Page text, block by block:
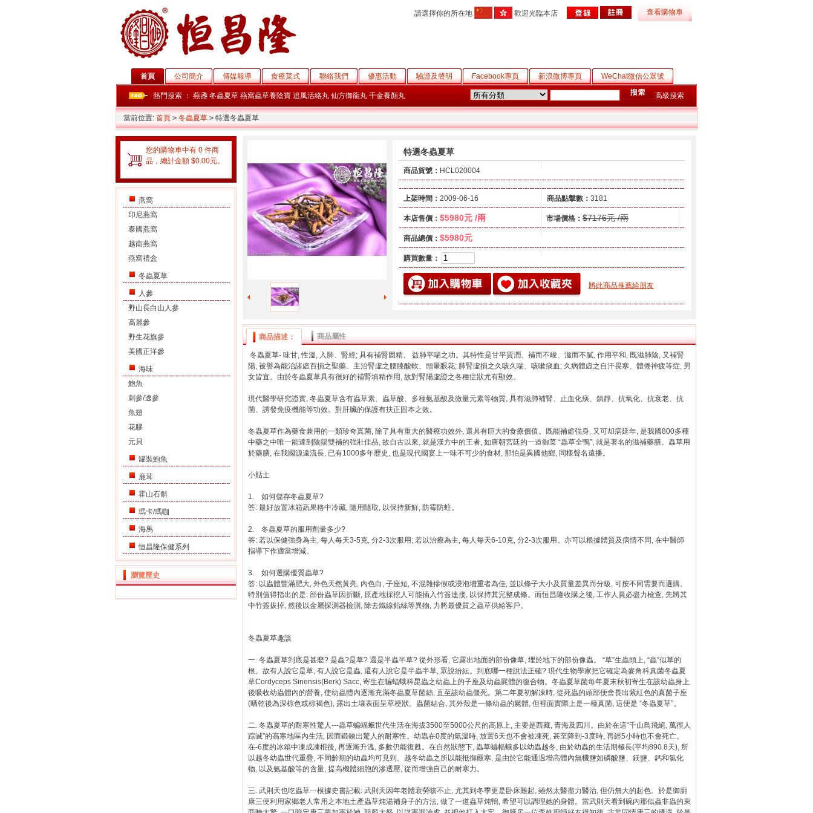
請選擇你的所在地 歡迎光臨本店 查看購物車
首頁 公司簡介 傳媒報導 食療菜式 聯絡我們 優惠活動 驗證及聲明 Facebook專頁 新浪微博專頁 WeChat微信公眾號
熱門搜索 ： 燕盞 冬蟲夏草 燕窩蟲草養陰寶 追風活絡丸 仙方御龍丸 千金養顏丸 高級搜索
當前位置: 首頁 > 冬蟲夏草 >特選冬蟲夏草
您的購物車中有 0 件商
品，總計金額 $0.00元。
燕窩
印尼燕窩
泰國燕窩
越南燕窩
燕窩禮盒
冬蟲夏草
人參
野山長白山人參
高麗參
野生花旗參
美國正洋參
海味
鮑魚
刺參/遼參
魚翅
花膠
元貝
罐裝鮑魚
鹿茸
霍山石斛
瑪卡/瑪咖
海馬
恒昌隆保健系列
瀏覽歷史
特選冬蟲夏草
商品貨號： HCL020004
上架時間： 2009-06-16 商品點擊數： 3181
本店售價： $5980元 /兩 市場價格： $7176元 /兩
商品總價： $5980元
購買數量：
將此商品推薦給朋友
商品描述： 商品屬性
冬蟲夏草- 味甘, 性溫, 入肺、腎經; 具有補腎固精、 益肺平喘之功。其特性是甘平質潤、補而不峻、滋而不膩, 作用平和, 既滋肺陰, 又補腎
陽, 被譽為能治諸虛百損之聖藥。主治腎虛之腰膝酸軟、頭暈眼花; 肺腎虛損之久咳久喘、咳嗽痰血; 久病體虛之自汗畏寒、體倦神疲等症, 男
女皆宜。由於冬蟲夏草具有很好的補腎填精作用, 故對腎陽虛證之各種症狀尤有顯效。
現代醫學研究證實, 冬蟲夏草含有蟲草素、蟲草酸、多種氨基酸及微量元素等物質, 具有滋肺補腎、止血化痰、鎮靜、抗氧化、抗衰老、抗
菌、誘發免疫機能等功效。對肝臟的保護有扶正固本之效。
冬蟲夏草作為藥食兼用的一類珍奇真菌, 除了具有重大的醫療功效外, 還具有巨大的食療價值。既能補虛強身, 又可却病延年, 是我國800多種
中藥之中唯一能達到陰陽雙補的強壯佳品, 故自古以來, 就是漢方中的王者, 如唐朝宮廷的一道御菜 “蟲草全鴨”, 就是著名的滋補藥膳。蟲草用
於藥膳, 在我國源遠流長, 已有1000多年歷史, 也是現代國宴上一味不可少的食材, 那怕是異國他鄉, 同樣聲名遠播。
小貼士
1. 如何儲存冬蟲夏草?
答: 最好放置冰箱蔬果格中冷藏, 隨用隨取, 以保持新鮮, 防霉防蛀。
2. 冬蟲夏草的服用劑量多少?
答: 若以保健強身為主, 每人每天3-5克, 分2-3次服用; 若以治療為主, 每人每天6-10克, 分2-3次服用。亦可以根據體質及病情不同, 在中醫師
指導下作適當增減。
3. 如何選購優質蟲草?
答: 以蟲體豐滿肥大, 外色天然黃亮, 內色白, 子座短, 不混雜摻假或浸泡增重者為佳, 並以條子大小及質量差異而分級, 可按不同需要而選購。
特別值得指出的是: 部份蟲草因折斷, 原產地採挖人可能插入竹簽連接, 以保持其完整成條。而恒昌隆收購之後, 工作人員必盡力檢查, 先將其
中竹簽拔掉, 然後以金屬探測器檢測, 除去鐵線鉛絲等異物, 力將最優質之蟲草供給客戶。
冬蟲夏草趣談
一. 冬蟲夏草到底是甚麼? 是蟲?是草? 還是半蟲半草? 從外形看, 它露出地面的部份像草, 埋於地下的部份像蟲。 “草”生蟲頭上, “蟲”似草的
根。故有人說它是草, 有人說它是蟲, 還有人說它是半蟲半草, 眾說紛紜。到底哪一種說法正確? 現代生物學家把它確定為麥角科真菌冬蟲夏
草Cordyceps Sinensis(Berk) Sacc, 寄生在蝙蝠蛾科昆蟲之幼蟲上的子座及幼蟲屍體的復合物。冬蟲夏草菌每年夏末秋初寄生在該幼蟲身上
後吸收幼蟲體內的營養, 使幼蟲體內逐漸充滿冬蟲夏草菌絲, 直至該幼蟲僵死。第二年夏初解凍時, 從死蟲的頭部便會長出紫紅色的真菌子座
(晒乾後為深棕色或棕褐色), 露出土壤表面呈草梗狀。蟲菌結合, 其外殼是一條幼蟲的屍體, 但裡面實際上是一種真菌, 這便是 “冬蟲夏草”。
二. 冬蟲夏草的耐寒性驚人---蟲草蝙蝠蛾世代生活在海拔3500至5000公尺的高原上, 主要是西藏, 青海及四川。由於在這“千山鳥飛絕, 萬徑人
踪滅”的高寒地區內生活, 因而鍛鍊出驚人的耐寒性。幼蟲在0度的氣溫時, 放置6天也不會被凍死, 甚至降到-3度時, 再經5小時也不會死亡。
在-6度的冰箱中凍成凍棍後, 再逐漸升溫, 多數仍能復甦。在自然狀態下, 蟲草蝙幅蛾多以幼蟲越冬, 由於幼蟲的生活期極長(平均890.8天), 所
以越冬幼蟲世代重疊, 不同齡期的幼蟲均可見到。越冬幼蟲之所以能抵御嚴寒, 是由於它能通過增高體內無機鹽如磷酸鹽、鎂鹽、鈣和氯化
物, 以及氨基酸等的含量, 提高機體細胞的滲透壓, 從而增強自己的耐寒力。
三. 武則天也吃蟲草---根據史書記載: 武則天因年老體衰勞咳不止, 尤其到冬季更是卧床難起, 雖然太醫盡力醫治, 但仍無大的起色。於是御廚
康三便利用家鄉老人常用之本地土產蟲草炖湯補身子的方法, 做了一道蟲草炖鴨, 希望可以調理她的身體。當武則天看到碗內那似蟲非蟲的東